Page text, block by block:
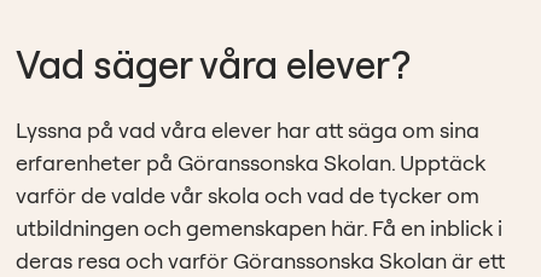
Vad säger våra elever?
Lyssna på vad våra elever har att säga om sina
erfarenheter på Göranssonska Skolan. Upptäck
varför de valde vår skola och vad de tycker om
utbildningen och gemenskapen här. Få en inblick i
deras resa och varför Göranssonska Skolan är ett